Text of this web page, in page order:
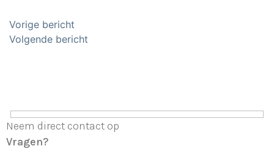
Bericht
navigatie
Vorige bericht
Volgende bericht
Neem direct contact op
Vragen?